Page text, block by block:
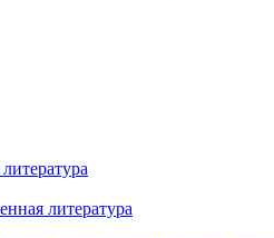
литература